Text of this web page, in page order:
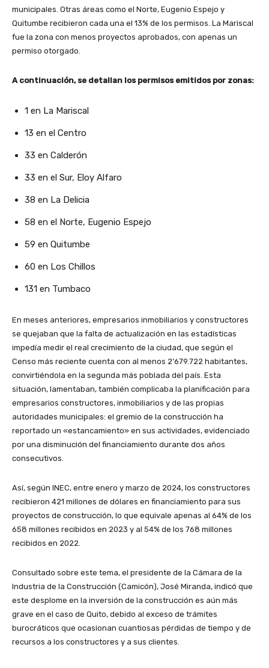
municipales. Otras áreas como el Norte, Eugenio Espejo y
Quitumbe recibieron cada una el 13% de los permisos. La Mariscal
fue la zona con menos proyectos aprobados, con apenas un
permiso otorgado.
A continuación, se detallan los permisos emitidos por zonas:
1 en La Mariscal
13 en el Centro
33 en Calderón
33 en el Sur, Eloy Alfaro
38 en La Delicia
58 en el Norte, Eugenio Espejo
59 en Quitumbe
60 en Los Chillos
131 en Tumbaco
En meses anteriores, empresarios inmobiliarios y constructores
se quejaban que la falta de actualización en las estadísticas
impedía medir el real crecimiento de la ciudad, que según el
Censo más reciente cuenta con al menos 2’679.722 habitantes,
convirtiéndola en la segunda más poblada del país. Esta
situación, lamentaban, también complicaba la planificación para
empresarios constructores, inmobiliarios y de las propias
autoridades municipales: el gremio de la construcción ha
reportado un «estancamiento» en sus actividades, evidenciado
por una disminución del financiamiento durante dos años
consecutivos.
Así, según INEC, entre enero y marzo de 2024, los constructores
recibieron 421 millones de dólares en financiamiento para sus
proyectos de construcción, lo que equivale apenas al 64% de los
658 millones recibidos en 2023 y al 54% de los 768 millones
recibidos en 2022.
Consultado sobre este tema, el presidente de la Cámara de la
Industria de la Construcción (Camicón), José Miranda, indicó que
este desplome en la inversión de la construcción es aún más
grave en el caso de Quito, debido al exceso de trámites
burocráticos que ocasionan cuantiosas pérdidas de tiempo y de
recursos a los constructores y a sus clientes.